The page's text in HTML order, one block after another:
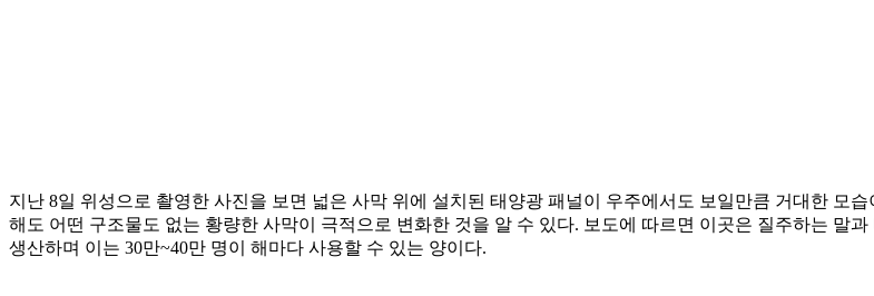
지난 8일 위성으로 촬영한 사진을 보면 넓은 사막 위에 설치된 태양광 패널이 우주에서도 보일만큼 거대한 모
해도 어떤 구조물도 없는 황량한 사막이 극적으로 변화한 것을 알 수 있다. 보도에 따르면 이곳은 질주하는 말
생산하며 이는 30만~40만 명이 해마다 사용할 수 있는 양이다.